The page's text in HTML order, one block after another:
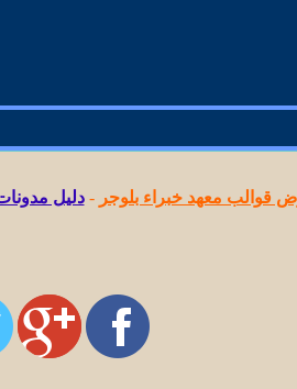
قوالب معهد خبراء بلوجر -دليل